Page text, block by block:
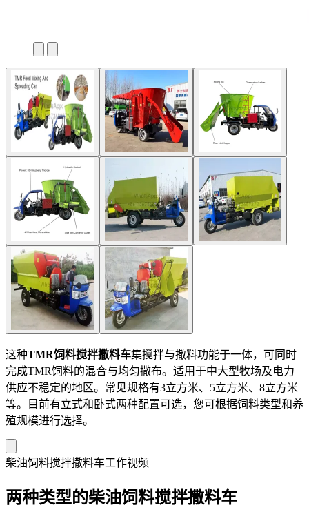
这种TMR饲料搅拌撒料车集搅拌与撒料功能于一体，可同时
完成TMR饲料的混合与均匀撒布。适用于中大型牧场及电力
供应不稳定的地区。常见规格有3立方米、5立方米、8立方米
等。目前有立式和卧式两种配置可选，您可根据饲料类型和养
殖规模进行选择。
柴油饲料搅拌撒料车工作视频
两种类型的柴油饲料搅拌撒料车